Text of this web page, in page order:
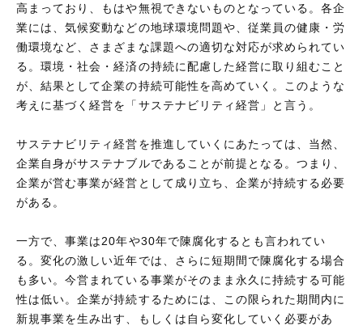
高まっており、もはや無視できないものとなっている。各企
業には、気候変動などの地球環境問題や、従業員の健康・労
働環境など、さまざまな課題への適切な対応が求められてい
る。環境・社会・経済の持続に配慮した経営に取り組むこと
が、結果として企業の持続可能性を高めていく。このような
考えに基づく経営を「サステナビリティ経営」と言う。
サステナビリティ経営を推進していくにあたっては、当然、
企業自身がサステナブルであることが前提となる。つまり、
企業が営む事業が経営として成り立ち、企業が持続する必要
がある。
一方で、事業は20年や30年で陳腐化するとも言われてい
る。変化の激しい近年では、さらに短期間で陳腐化する場合
も多い。今営まれている事業がそのまま永久に持続する可能
性は低い。企業が持続するためには、この限られた期間内に
新規事業を生み出す、もしくは自ら変化していく必要があ